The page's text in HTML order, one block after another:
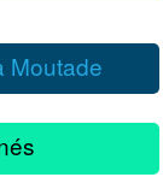
Moutade